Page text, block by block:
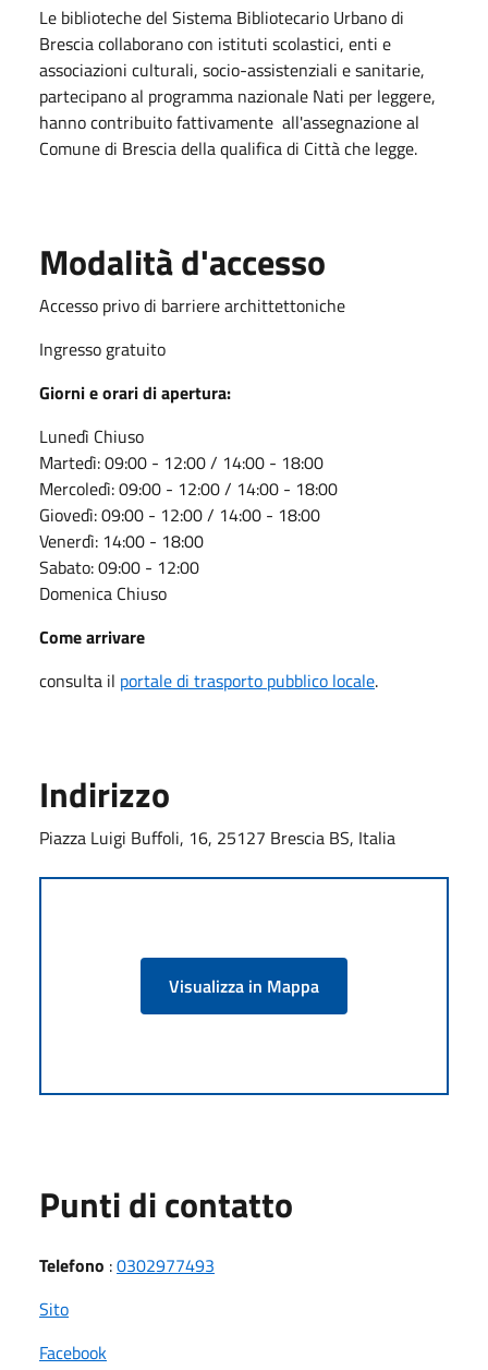
Le biblioteche del Sistema Bibliotecario Urbano di
Brescia collaborano con istituti scolastici, enti e
associazioni culturali, socio-assistenziali e sanitarie,
partecipano al programma nazionale Nati per leggere,
hanno contribuito fattivamente all'assegnazione al
Comune di Brescia della qualifica di Città che legge.
Modalità d'accesso
Accesso privo di barriere archittettoniche
Ingresso gratuito
Giorni e orari di apertura:
Lunedì Chiuso
Martedì: 09:00 - 12:00 / 14:00 - 18:00
Mercoledì: 09:00 - 12:00 / 14:00 - 18:00
Giovedì: 09:00 - 12:00 / 14:00 - 18:00
Venerdì: 14:00 - 18:00
Sabato: 09:00 - 12:00
Domenica Chiuso
Come arrivare
consulta il portale di trasporto pubblico locale.
Indirizzo
Piazza Luigi Buffoli, 16, 25127 Brescia BS, Italia
Visualizza in Mappa
Punti di contatto
Telefono :0302977493
Sito
Facebook